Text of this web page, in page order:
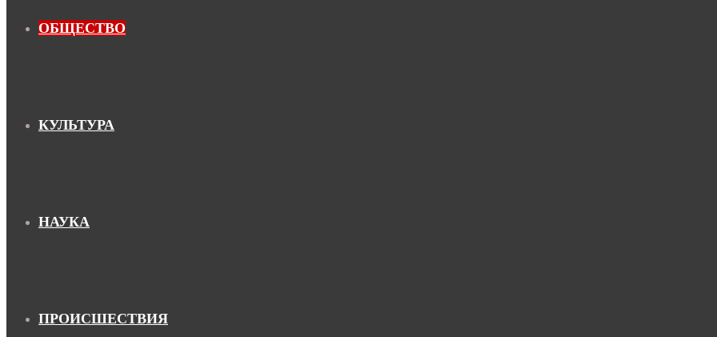
ОБЩЕСТВО
КУЛЬТУРА
НАУКА
ПРОИСШЕСТВИЯ